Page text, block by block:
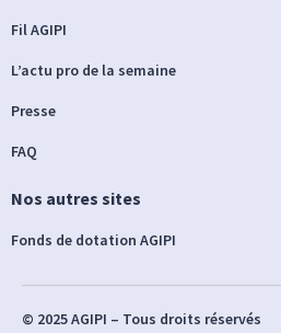
Fil AGIPI
L’actu pro de la semaine
Presse
FAQ
Nos autres sites
Fonds de dotation AGIPI
© 2025 AGIPI – Tous droits réservés